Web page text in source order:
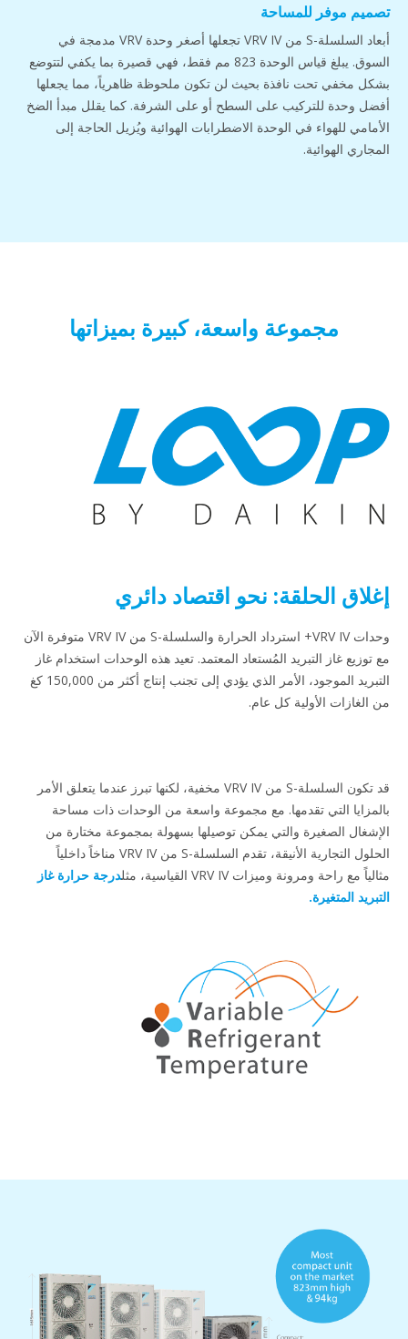
تصميم موفر للمساحة
أبعاد السلسلة-S من VRV IV تجعلها أصغر وحدة VRV مدمجة في
السوق. يبلغ قياس الوحدة 823 مم فقط، فهي قصيرة بما يكفي لتتوضع
بشكل مخفي تحت نافذة بحيث لن تكون ملحوظة ظاهرياً، مما يجعلها
أفضل وحدة للتركيب على السطح أو على الشرفة. كما يقلل مبدأ الضخ
الأمامي للهواء في الوحدة الاضطرابات الهوائية ويُزيل الحاجة إلى
المجاري الهوائية.
مجموعة واسعة، كبيرة بميزاتها
إغلاق الحلقة: نحو اقتصاد دائري
وحدات VRV IV+ استرداد الحرارة والسلسلة-S من VRV IV متوفرة الآن
مع توزيع غاز التبريد المُستعاد المعتمد. تعيد هذه الوحدات استخدام غاز
التبريد الموجود، الأمر الذي يؤدي إلى تجنب إنتاج أكثر من 150,000 كغ
من الغازات الأولية كل عام.
قد تكون السلسلة-S من VRV IV مخفية، لكنها تبرز عندما يتعلق الأمر
بالمزايا التي تقدمها. مع مجموعة واسعة من الوحدات ذات مساحة
الإشغال الصغيرة والتي يمكن توصيلها بسهولة بمجموعة مختارة من
الحلول التجارية الأنيقة، تقدم السلسلة-S من VRV IV مناخاً داخلياً
مثالياً مع راحة ومرونة وميزات VRV IV القياسية، مثل
درجة حرارة غاز
التبريد المتغيرة.